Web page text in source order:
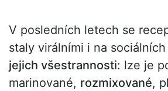
V posledních letech se
staly virálními i na
jejich všestrannosti: lze je
marinované, rozmixované,